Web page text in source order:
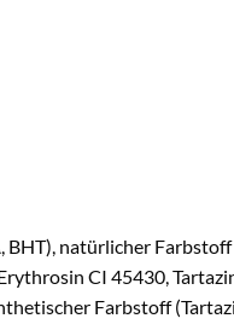
natürlicher
CI 45430,
Farbstoff